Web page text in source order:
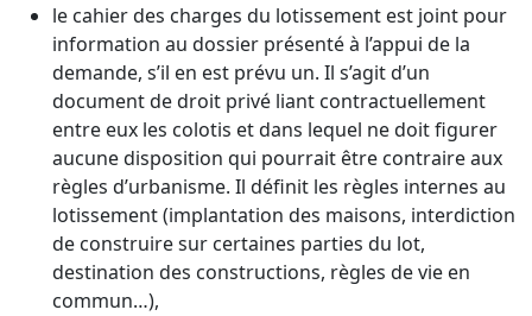
le cahier des charges du lotissement est joint pour
information au dossier présenté à l’appui de la
demande, s’il en est prévu un. Il s’agit d’un
document de droit privé liant contractuellement
entre eux les colotis et dans lequel ne doit figurer
aucune disposition qui pourrait être contraire aux
règles d’urbanisme. Il définit les règles internes au
lotissement (implantation des maisons, interdiction
de construire sur certaines parties du lot,
destination des constructions, règles de vie en
commun…),